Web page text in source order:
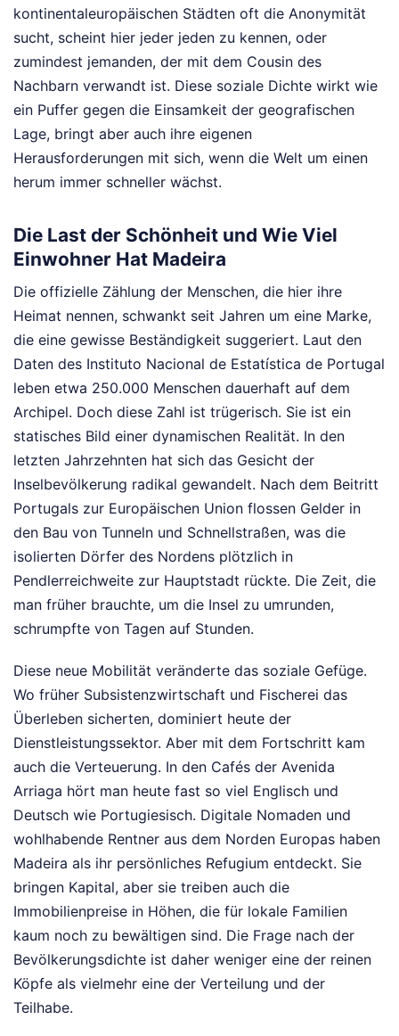
kontinentaleuropäischen Städten oft die Anonymität
sucht, scheint hier jeder jeden zu kennen, oder
zumindest jemanden, der mit dem Cousin des
Nachbarn verwandt ist. Diese soziale Dichte wirkt wie
ein Puffer gegen die Einsamkeit der geografischen
Lage, bringt aber auch ihre eigenen
Herausforderungen mit sich, wenn die Welt um einen
herum immer schneller wächst.
Die Last der Schönheit und Wie Viel
Einwohner Hat Madeira
Die offizielle Zählung der Menschen, die hier ihre
Heimat nennen, schwankt seit Jahren um eine Marke,
die eine gewisse Beständigkeit suggeriert. Laut den
Daten des Instituto Nacional de Estatística de Portugal
leben etwa 250.000 Menschen dauerhaft auf dem
Archipel. Doch diese Zahl ist trügerisch. Sie ist ein
statisches Bild einer dynamischen Realität. In den
letzten Jahrzehnten hat sich das Gesicht der
Inselbevölkerung radikal gewandelt. Nach dem Beitritt
Portugals zur Europäischen Union flossen Gelder in
den Bau von Tunneln und Schnellstraßen, was die
isolierten Dörfer des Nordens plötzlich in
Pendlerreichweite zur Hauptstadt rückte. Die Zeit, die
man früher brauchte, um die Insel zu umrunden,
schrumpfte von Tagen auf Stunden.
Diese neue Mobilität veränderte das soziale Gefüge.
Wo früher Subsistenzwirtschaft und Fischerei das
Überleben sicherten, dominiert heute der
Dienstleistungssektor. Aber mit dem Fortschritt kam
auch die Verteuerung. In den Cafés der Avenida
Arriaga hört man heute fast so viel Englisch und
Deutsch wie Portugiesisch. Digitale Nomaden und
wohlhabende Rentner aus dem Norden Europas haben
Madeira als ihr persönliches Refugium entdeckt. Sie
bringen Kapital, aber sie treiben auch die
Immobilienpreise in Höhen, die für lokale Familien
kaum noch zu bewältigen sind. Die Frage nach der
Bevölkerungsdichte ist daher weniger eine der reinen
Köpfe als vielmehr eine der Verteilung und der
Teilhabe.